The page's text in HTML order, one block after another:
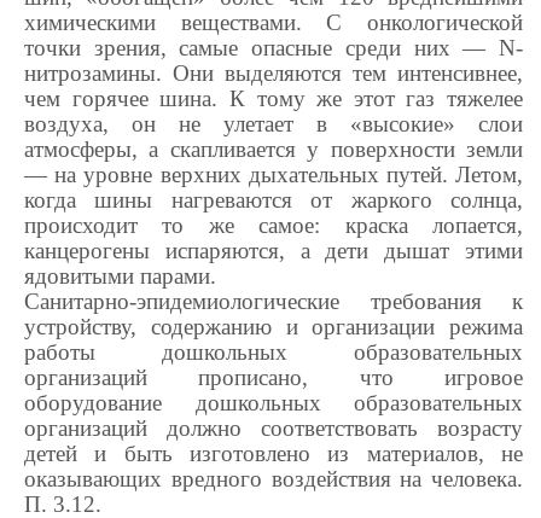
химическими веществами. С онкологической
точки зрения, самые опасные среди них — N-
нитрозамины. Они выделяются тем интенсивнее,
чем горячее шина. К тому же этот газ тяжелее
воздуха, он не улетает в «высокие» слои
атмосферы, а скапливается у поверхности земли
— на уровне верхних дыхательных путей. Летом,
когда шины нагреваются от жаркого солнца,
происходит то же самое: краска лопается,
канцерогены испаряются, а дети дышат этими
ядовитыми парами.
Санитарно-эпидемиологические требования к
устройству, содержанию и организации режима
работы дошкольных образовательных
организаций прописано, что игровое
оборудование дошкольных образовательных
организаций должно соответствовать возрасту
детей и быть изготовлено из материалов, не
оказывающих вредного воздействия на человека.
П. 3.12.